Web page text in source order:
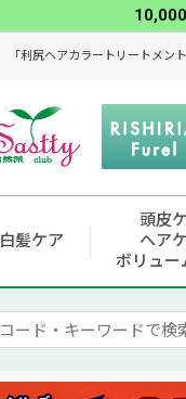
「利尻ヘアカラートリートメン
白髪ケア
頭皮
ヘア
ボリュー